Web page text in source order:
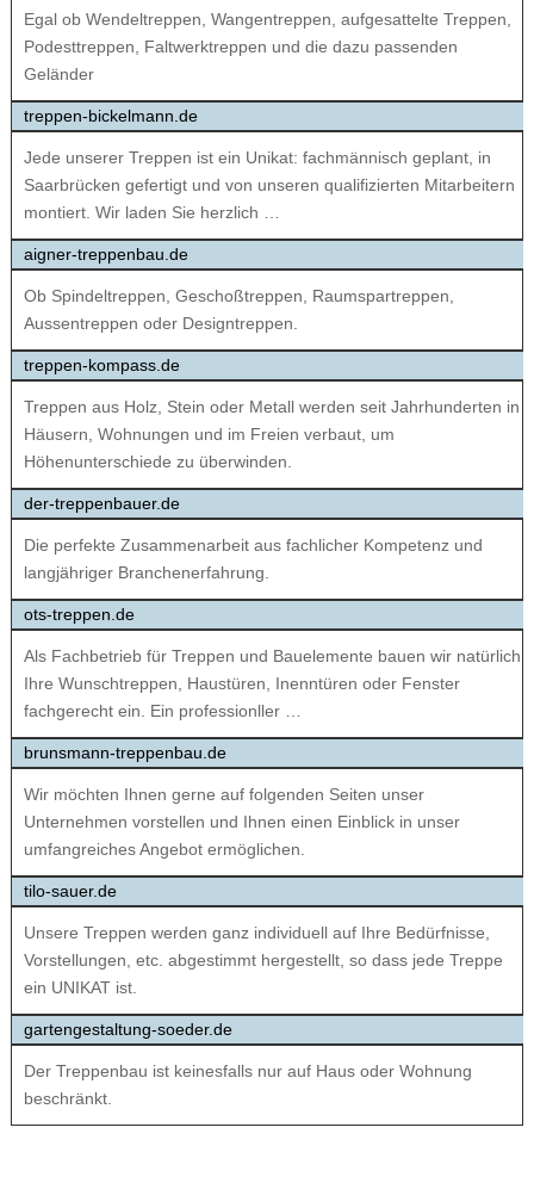
Egal ob Wendeltreppen, Wangentreppen, aufgesattelte Treppen,
Podesttreppen, Faltwerktreppen und die dazu passenden
Geländer
treppen-bickelmann.de
Jede unserer Treppen ist ein Unikat: fachmännisch geplant, in
Saarbrücken gefertigt und von unseren qualifizierten Mitarbeitern
montiert. Wir laden Sie herzlich …
aigner-treppenbau.de
Ob Spindeltreppen, Geschoßtreppen, Raumspartreppen,
Aussentreppen oder Designtreppen.
treppen-kompass.de
Treppen aus Holz, Stein oder Metall werden seit Jahrhunderten in
Häusern, Wohnungen und im Freien verbaut, um
Höhenunterschiede zu überwinden.
der-treppenbauer.de
Die perfekte Zusammenarbeit aus fachlicher Kompetenz und
langjähriger Branchenerfahrung.
ots-treppen.de
Als Fachbetrieb für Treppen und Bauelemente bauen wir natürlich
Ihre Wunschtreppen, Haustüren, Inenntüren oder Fenster
fachgerecht ein. Ein professionller …
brunsmann-treppenbau.de
Wir möchten Ihnen gerne auf folgenden Seiten unser
Unternehmen vorstellen und Ihnen einen Einblick in unser
umfangreiches Angebot ermöglichen.
tilo-sauer.de
Unsere Treppen werden ganz individuell auf Ihre Bedürfnisse,
Vorstellungen, etc. abgestimmt hergestellt, so dass jede Treppe
ein UNIKAT ist.
gartengestaltung-soeder.de
Der Treppenbau ist keinesfalls nur auf Haus oder Wohnung
beschränkt.